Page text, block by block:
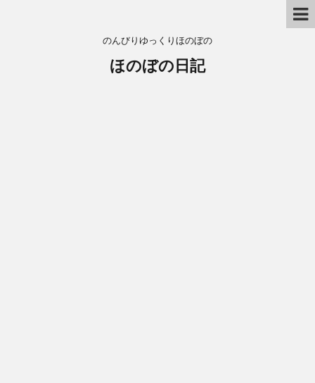
のんびりゆっくりほのぼの
ほのぼの日記